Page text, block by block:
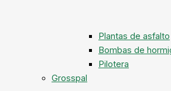
Plantas de asfalto
Bombas de
Pilotera
Grosspal